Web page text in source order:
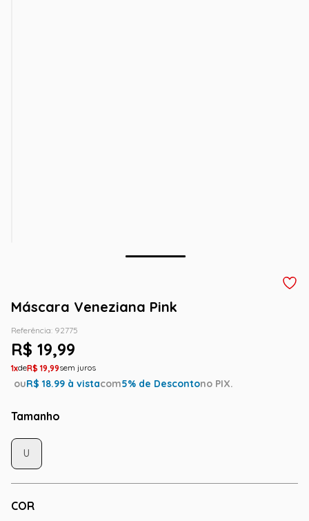
Máscara Veneziana Pink
Referência: 92775
R$ 19,99
1 R$ 19,99
ouR$ 18.99 à vistacom5% de Descontono PIX.
Tamanho
COR
U